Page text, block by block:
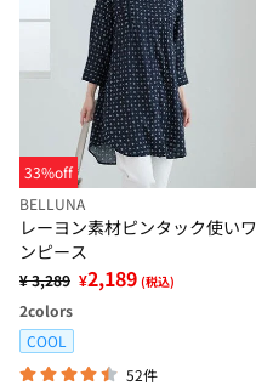
33%off
BELLUNA
レーヨン素材ピンタック使いワ
ンピース
¥ 3,289 ¥2,189 (税込)
2colors
COOL
52件